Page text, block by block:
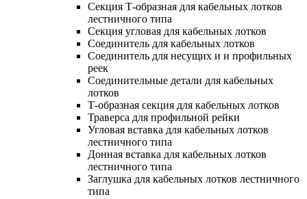
Секция Т-образная для кабельных лотков
лестничного типа
Секция угловая для кабельных лотков
Соединитель для кабельных лотков
Соединитель для несущих и и профильных
реек
Соединительные детали для кабельных
лотков
Т-образная секция для кабельных лотков
Траверса для профильной рейки
Угловая вставка для кабельных лотков
лестничного типа
Донная вставка для кабельных лотков
лестничного типа
Заглушка для кабельных лотков лестничного
типа